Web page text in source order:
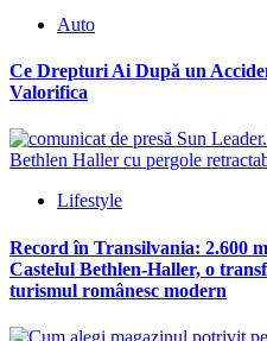
Auto
Ce Drepturi Ai După un
Valorifica
Lifestyle
Record în Transilvania: 2.600
Castelul Bethlen-Haller, o
turismul românesc modern